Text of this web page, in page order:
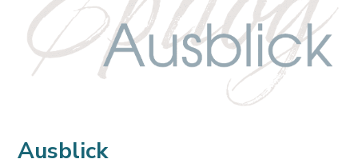
Ausblick